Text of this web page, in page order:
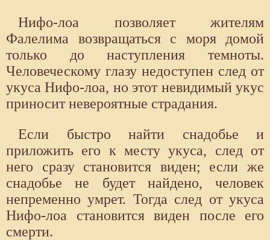
Нифо-лоа позволяет жителям
Фалелима возвращаться с моря домой
только до наступления темноты.
Человеческому глазу недоступен след от
укуса Нифо-лоа, но этот невидимый укус
приносит невероятные страдания.
Если быстро найти снадобье и
приложить его к месту укуса, след от
него сразу становится виден; если же
снадобье не будет найдено, человек
непременно умрет. Тогда след от укуса
Нифо-лоа становится виден после его
смерти.